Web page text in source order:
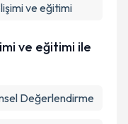
ve eğitimi
ve eğitimi ile
Değerlendirme